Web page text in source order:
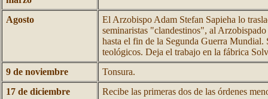
Agosto
El Arzobispo Adam Stefan Sapieha lo
seminaristas "clandestinos", al
hasta el fin de la Segunda Guerra Mundial.
teológicos. Deja el trabajo en la fábrica
9 de noviembre
Tonsura.
17 de diciembre
Recibe las primeras dos de las órdenes